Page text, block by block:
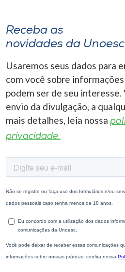
Receba as
novidades da Unoesc
Usaremos seus dados para
com você sobre
podem ser de seu interesse.
envio da divulgação, a
mais detalhes, leia nossa
privacidade.